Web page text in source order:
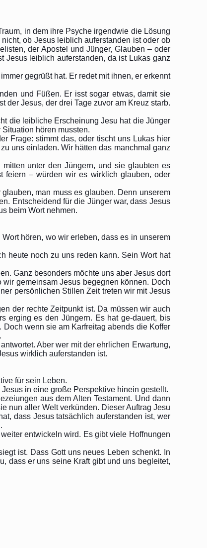
in dem ihre Psyche irgendwie die Lösung
ob Jesus leiblich auferstanden ist oder ob
der Apostel und Jünger, Glauben – oder
Jesus leiblich auferstanden, da ist Lukas ganz
gegrüßt hat. Er redet mit ihnen, er erkennt
und Füßen. Er isst sogar etwas, damit sie
der Jesus, der drei Tage zuvor am Kreuz starb.
die leibliche Erscheinung Jesu hat die Jünger
hören mussten.
Frage: stimmt das, oder tischt uns Lukas hier
uns einladen. Wir hätten das manchmal ganz
unter den Jüngern, und sie glaubten es
feiern – würden wir es wirklich glauben, oder
man muss es glauben. Denn unserem
Entscheidend für die Jünger war, dass Jesus
beim Wort nehmen.
hören, wo wir erleben, dass es in unserem
heute noch zu uns reden kann. Sein Wort hat
Ganz besonders möchte uns aber Jesus dort
gemeinsam Jesus begegnen können. Doch
persönlichen Stillen Zeit treten wir mit Jesus
der rechte Zeitpunkt ist. Da müssen wir auch
erging es den Jüngern. Es hat ge-dauert, bis
wenn sie am Karfreitag abends die Koffer
Aber wer mit der ehrlichen Erwartung,
wirklich auferstanden ist.
für sein Leben.
in eine große Perspektive hinein gestellt.
aus dem Alten Testament. Und dann
nun aller Welt verkünden. Dieser Auftrag Jesu
dass Jesus tatsächlich auferstanden ist, wer
entwickeln wird. Es gibt viele Hoffnungen
ist. Dass Gott uns neues Leben schenkt. In
dass er uns seine Kraft gibt und uns begleitet,